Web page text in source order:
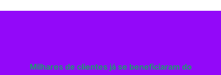
Milhares de clientes já se beneficiaram do